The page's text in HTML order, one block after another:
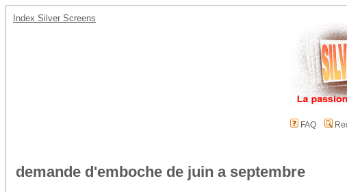
Index Silver Screens
FAQ
demande d'emboche de juin a septembre